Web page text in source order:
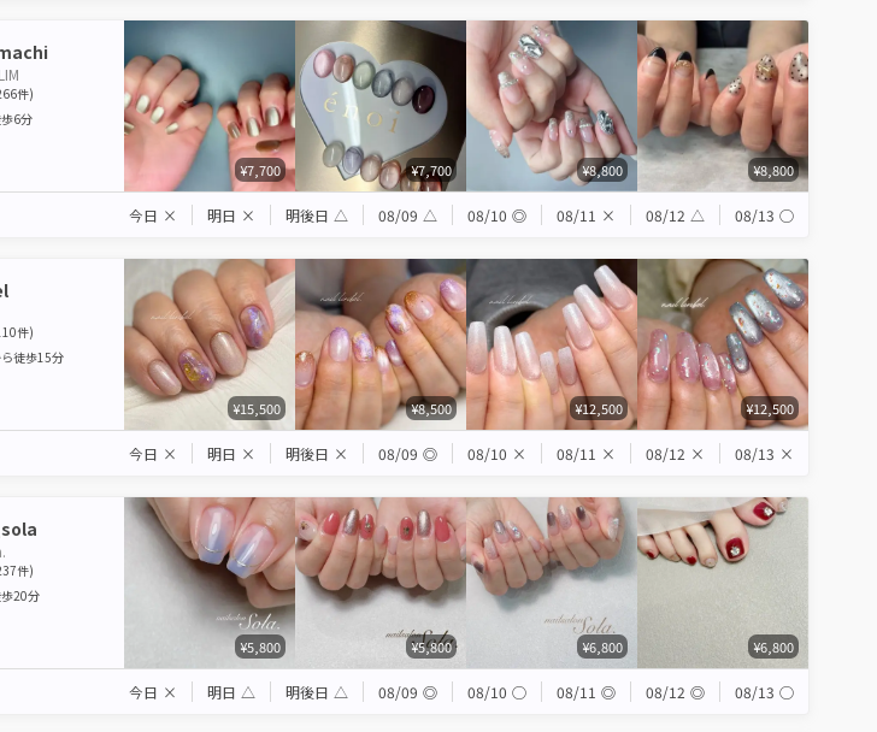
件)
6分
¥7,700 ¥7,700 ¥8,800 ¥8,800
今日 × 明日 × 明後日 △ 08/09 △ 08/10 ◎ 08/11 × 08/12 △ 08/13 ◯
件)
徒歩15分
¥15,500 ¥8,500 ¥12,500 ¥12,500
今日 × 明日 × 明後日 × 08/09 ◎ 08/10 × 08/11 × 08/12 × 08/13 ×
件)
20分
¥5,800 ¥5,800 ¥6,800 ¥6,800
今日 × 明日 △ 明後日 △ 08/09 ◎ 08/10 ◯ 08/11 ◎ 08/12 ◎ 08/13 ◯